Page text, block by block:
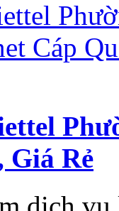
Giá Rẻ